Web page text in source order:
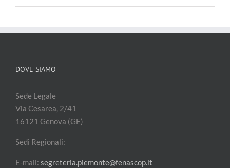
DOVE SIAMO
Sede Legale
Via Cesarea, 2/41
16121 Genova (GE)
Sedi Regionali:
E-mail: segreteria.piemonte@fenascop.it